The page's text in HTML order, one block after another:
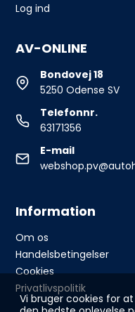
Vi bruger cookies for
Log ind
AV-ONLINE
Bondovej 18
5250 Odense SV
Telefonnr.
63171356
E-mail
Information
Om os
Handelsbetingelser
Cookies
Privatlivspolitik